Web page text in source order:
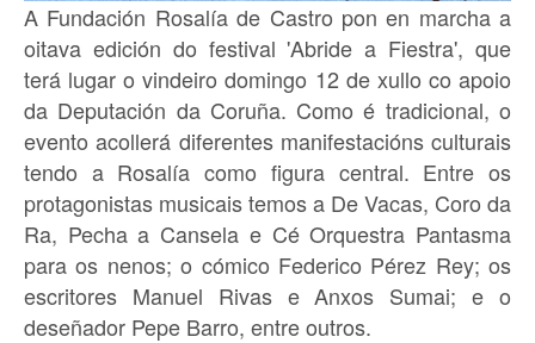
A Fundación Rosalía de Castro pon en marcha a
oitava edición do festival 'Abride a Fiestra', que
terá lugar o vindeiro domingo 12 de xullo co apoio
da Deputación da Coruña. Como é tradicional, o
evento acollerá diferentes manifestacións culturais
tendo a Rosalía como figura central. Entre os
protagonistas musicais temos a De Vacas, Coro da
Ra, Pecha a Cansela e Cé Orquestra Pantasma
para os nenos; o cómico Federico Pérez Rey; os
escritores Manuel Rivas e Anxos Sumai; e o
deseñador Pepe Barro, entre outros.